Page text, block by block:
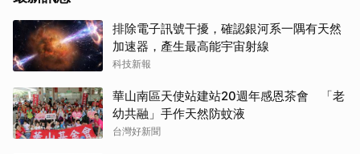
排除電子訊號干擾，確認銀河系一隅有天然
加速器，產生最高能宇宙射線
科技新報
華山南區天使站建站20週年感恩茶會 「老
幼共融」手作天然防蚊液
台灣好新聞